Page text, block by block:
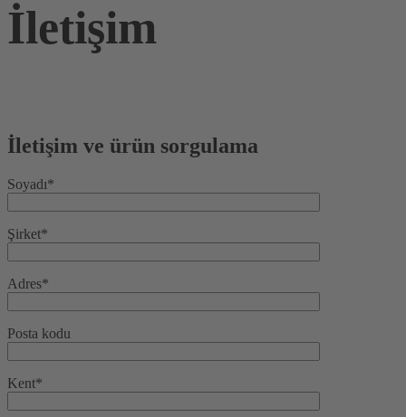
İletişim
İletişim ve ürün sorgulama
Soyadı*
Şirket*
Adres*
Posta kodu
Kent*